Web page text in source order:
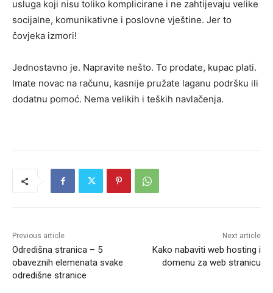
usluga koji nisu toliko komplicirane i ne zahtijevaju velike
socijalne, komunikativne i poslovne vještine. Jer to
čovjeka izmori!
Jednostavno je. Napravite nešto. To prodate, kupac plati.
Imate novac na računu, kasnije pružate laganu podršku ili
dodatnu pomoć. Nema velikih i teških navlačenja.
Previous article
Odredišna stranica – 5
obaveznih elemenata svake
odredišne stranice
Next article
Kako nabaviti web hosting i
domenu za web stranicu